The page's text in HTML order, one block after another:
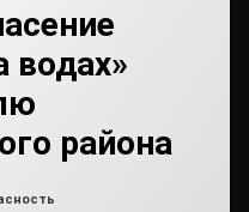
водах»
района